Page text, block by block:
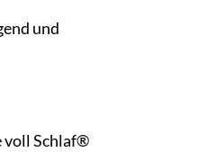
und
voll Schlaf®